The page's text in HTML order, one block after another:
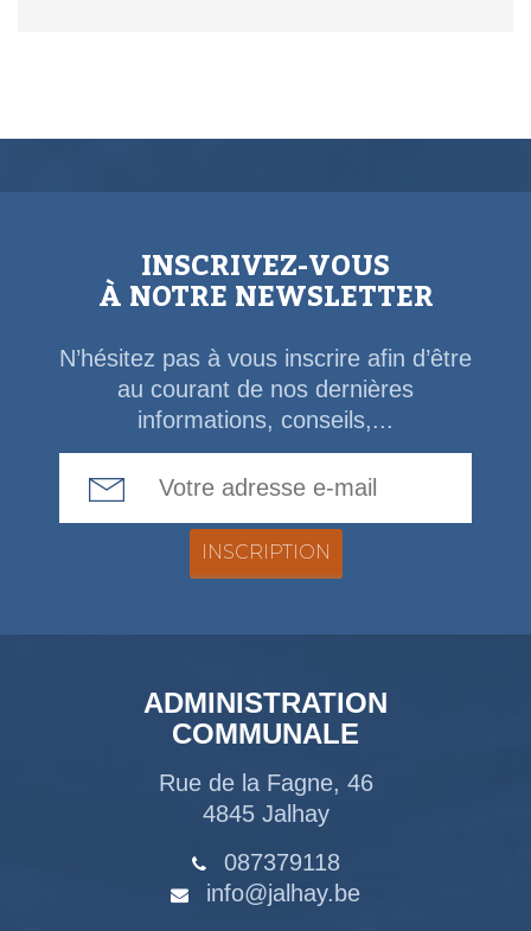
INSCRIVEZ-VOUS
À NOTRE NEWSLETTER
N’hésitez pas à vous inscrire afin d’être
au courant de nos dernières
informations, conseils,...
ADMINISTRATION
COMMUNALE
Rue de la Fagne, 46
4845 Jalhay
087379118
info@jalhay.be